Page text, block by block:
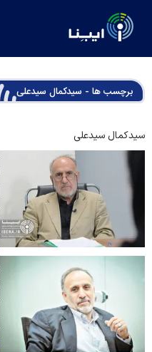
برچسب ها - سیدکمال سیدعلی
سیدکمال سیدعلی